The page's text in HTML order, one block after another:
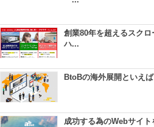
創業80年を超えるスク
ハ...
BtoBの海外展開といえ
成功する為のWebサイ